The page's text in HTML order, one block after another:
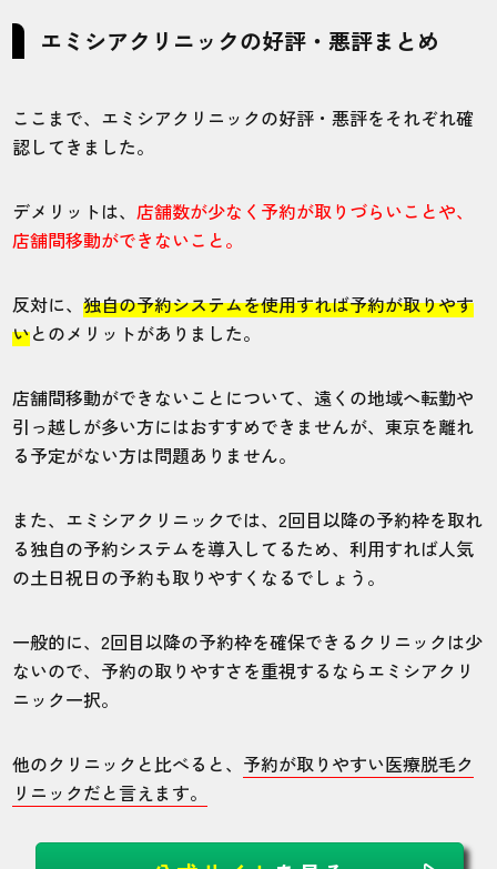
エミシアクリニックの好評・悪評まとめ
ここまで、エミシアクリニックの好評・悪評をそれぞれ確
認してきました。
デメリットは、店舗数が少なく予約が取りづらいことや、
店舗間移動ができないこと。
反対に、独自の予約システムを使用すれば予約が取りやす
いとのメリットがありました。
店舗間移動ができないことについて、遠くの地域へ転勤や
引っ越しが多い方にはおすすめできませんが、東京を離れ
る予定がない方は問題ありません。
また、エミシアクリニックでは、2回目以降の予約枠を取れ
る独自の予約システムを導入してるため、利用すれば人気
の土日祝日の予約も取りやすくなるでしょう。
一般的に、2回目以降の予約枠を確保できるクリニックは少
ないので、予約の取りやすさを重視するならエミシアクリ
ニック一択。
他のクリニックと比べると、 予約が取りやすい医療脱毛ク
リニックだと言えます。